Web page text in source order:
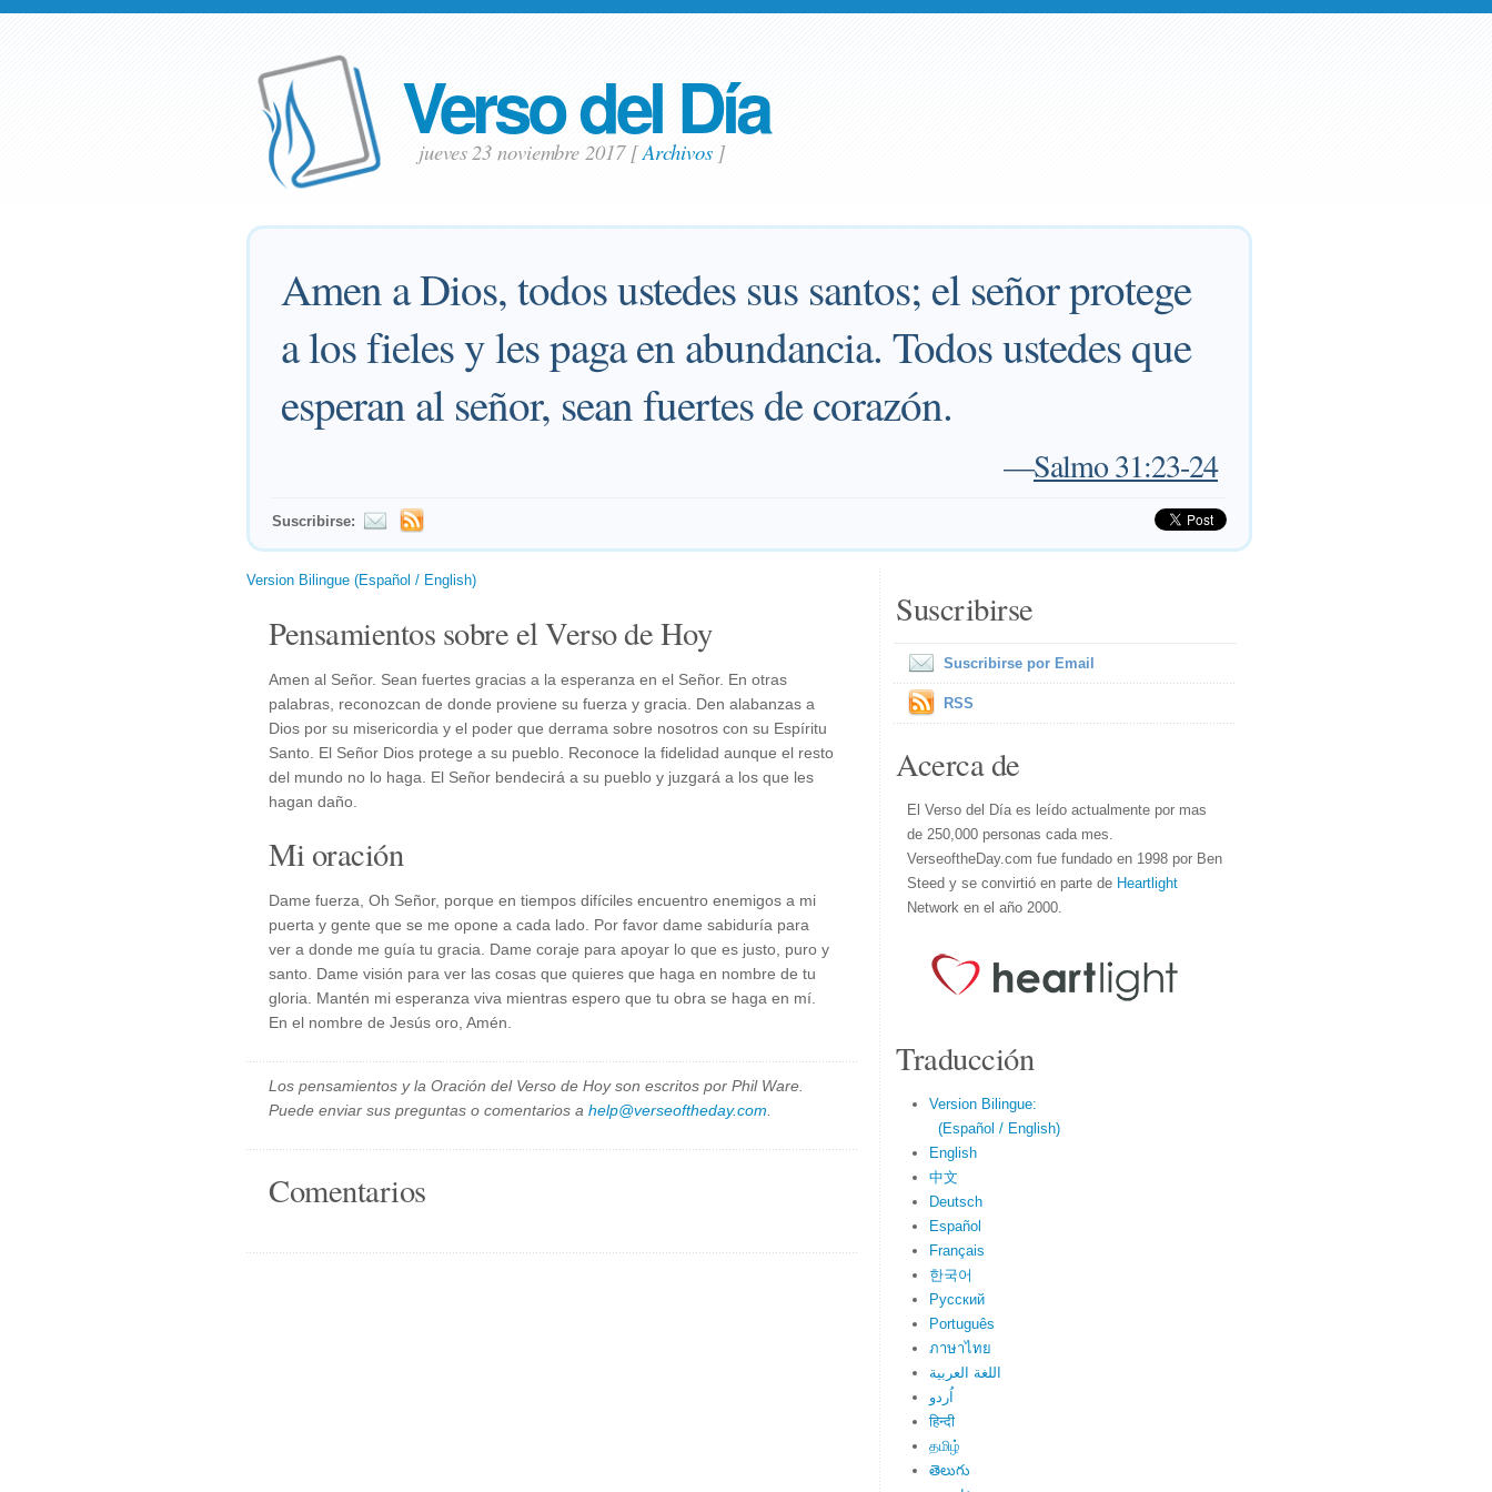
Verso del Día
jueves 23 noviembre 2017 [Archivos]
Amen a Dios, todos ustedes sus santos; el señor protege
a los fieles y les paga en abundancia. Todos ustedes que
esperan al señor, sean fuertes de corazón.
—Salmo 31:23-24
Suscribirse:
Version Bilingue (Español / English)
Pensamientos sobre el Verso de Hoy
Amen al Señor. Sean fuertes gracias a la esperanza en el Señor. En otras
palabras, reconozcan de donde proviene su fuerza y gracia. Den alabanzas a
Dios por su misericordia y el poder que derrama sobre nosotros con su Espíritu
Santo. El Señor Dios protege a su pueblo. Reconoce la fidelidad aunque el resto
del mundo no lo haga. El Señor bendecirá a su pueblo y juzgará a los que les
hagan daño.
Mi oración
Dame fuerza, Oh Señor, porque en tiempos difíciles encuentro enemigos a mi
puerta y gente que se me opone a cada lado. Por favor dame sabiduría para
ver a donde me guía tu gracia. Dame coraje para apoyar lo que es justo, puro y
santo. Dame visión para ver las cosas que quieres que haga en nombre de tu
gloria. Mantén mi esperanza viva mientras espero que tu obra se haga en mí.
En el nombre de Jesús oro, Amén.
Los pensamientos y la Oración del Verso de Hoy son escritos por Phil Ware.
Puede enviar sus preguntas o comentarios a help@verseoftheday.com
Comentarios
Suscribirse
Suscribirse por Email
RSS
Acerca de
El Verso del Día es leído actualmente por mas
de 250,000 personas cada mes.
VerseoftheDay.com fue fundado en 1998 por Ben
Steed y se convirtió en parte de Heartlight
Network en el año 2000.
Traducción
Version Bilingue:
(Español / English)
English
中文
Deutsch
Español
Français
한국어
Русский
Português
ภาษาไทย
اللغة العربية
اُردو
हिन्दी
தமிழ்
తెలుగు